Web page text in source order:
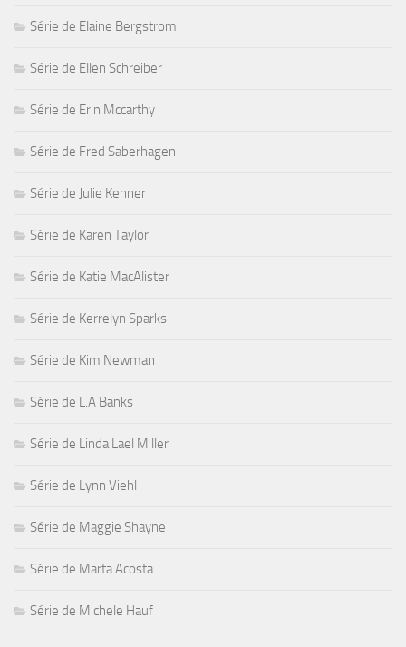
Série de Elaine Bergstrom
Série de Ellen Schreiber
Série de Erin Mccarthy
Série de Fred Saberhagen
Série de Julie Kenner
Série de Karen Taylor
Série de Katie MacAlister
Série de Kerrelyn Sparks
Série de Kim Newman
Série de L.A Banks
Série de Linda Lael Miller
Série de Lynn Viehl
Série de Maggie Shayne
Série de Marta Acosta
Série de Michele Hauf